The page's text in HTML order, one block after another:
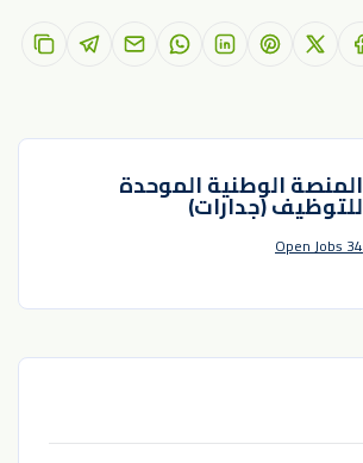
المنصة الوطنية الموحدة
للتوظيف (جدارات)
34 Open Jobs